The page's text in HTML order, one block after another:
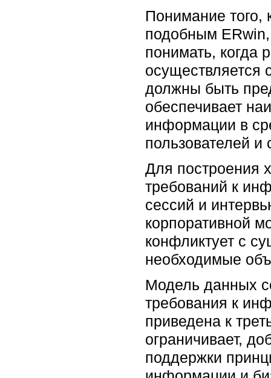
Понимание того,
подобным
понимать, когда
осуществляется
должны быть
обеспечивает
информации в
пользователей
Для построения
требований к
сессий и
корпоративной
конфликтует с
необходимые
Модель данных
требования к
приведена к
ограничивает,
поддержки